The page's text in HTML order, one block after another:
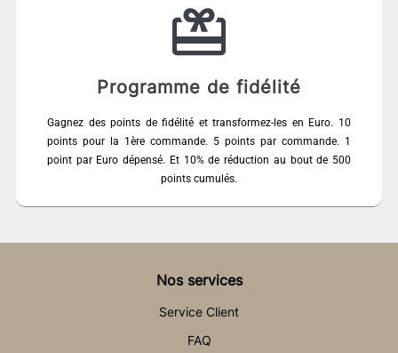
Programme de fidélité
Gagnez des points de fidélité et transformez-les en Euro. 10
points pour la 1ère commande. 5 points par commande. 1
point par Euro dépensé. Et 10% de réduction au bout de 500
points cumulés.
Nos services
Service Client
FAQ